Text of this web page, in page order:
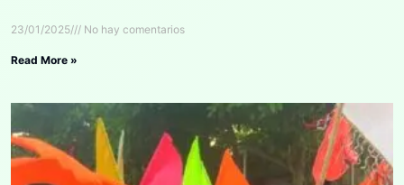
23/01/2025 No hay comentarios
Read More »